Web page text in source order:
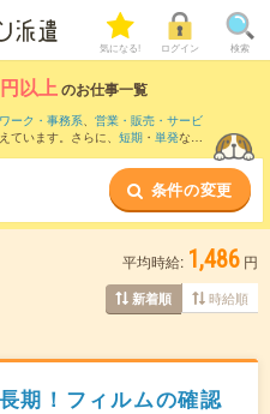
気になる! ログイン 検索
以上のお仕事一覧
ーク・事務系、 営業・販売・サービ
ています。さらに、 短期 ・ 単発など
のみを掲載しています。
条件の変更
平均時給: 1,486 円
新着順 時給順
期！フィルムの確認